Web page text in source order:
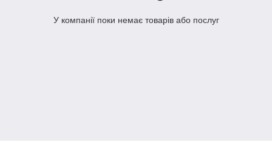
У компанії поки немає товарів або послуг